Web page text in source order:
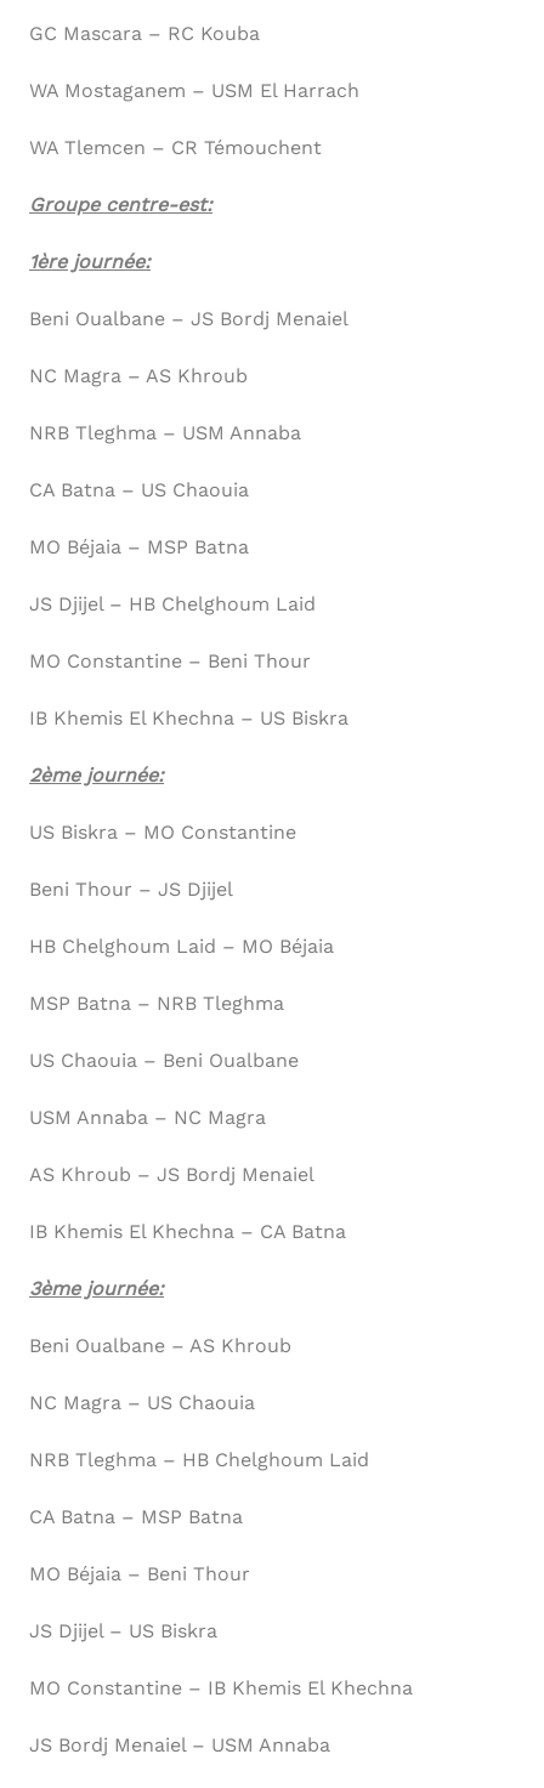
GC Mascara – RC Kouba
WA Mostaganem – USM El Harrach
WA Tlemcen – CR Témouchent
Groupe centre-est:
1ère journée:
Beni Oualbane – JS Bordj Menaiel
NC Magra – AS Khroub
NRB Tleghma – USM Annaba
CA Batna – US Chaouia
MO Béjaia – MSP Batna
JS Djijel – HB Chelghoum Laid
MO Constantine – Beni Thour
IB Khemis El Khechna – US Biskra
2ème journée:
US Biskra – MO Constantine
Beni Thour – JS Djijel
HB Chelghoum Laid – MO Béjaia
MSP Batna – NRB Tleghma
US Chaouia – Beni Oualbane
USM Annaba – NC Magra
AS Khroub – JS Bordj Menaiel
IB Khemis El Khechna – CA Batna
3ème journée:
Beni Oualbane – AS Khroub
NC Magra – US Chaouia
NRB Tleghma – HB Chelghoum Laid
CA Batna – MSP Batna
MO Béjaia – Beni Thour
JS Djijel – US Biskra
MO Constantine – IB Khemis El Khechna
JS Bordj Menaiel – USM Annaba